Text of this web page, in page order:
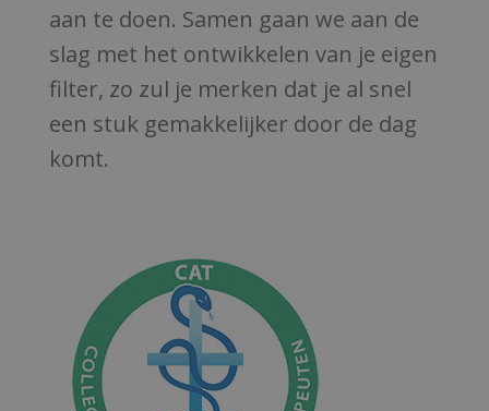
aan te doen. Samen gaan we aan de
slag met het ontwikkelen van je eigen
filter, zo zul je merken dat je al snel
een stuk gemakkelijker door de dag
komt.